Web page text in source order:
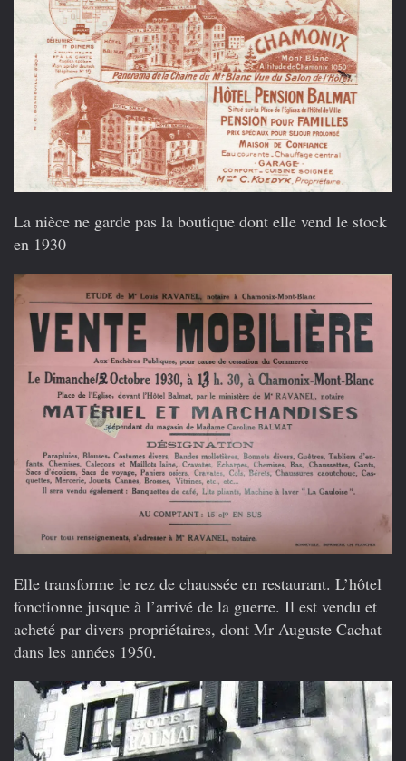
La nièce ne garde pas la boutique dont elle vend le stock
en 1930
Elle transforme le rez de chaussée en restaurant. L’hôtel
fonctionne jusque à l’arrivé de la guerre. Il est vendu et
acheté par divers propriétaires, dont Mr Auguste Cachat
dans les années 1950.